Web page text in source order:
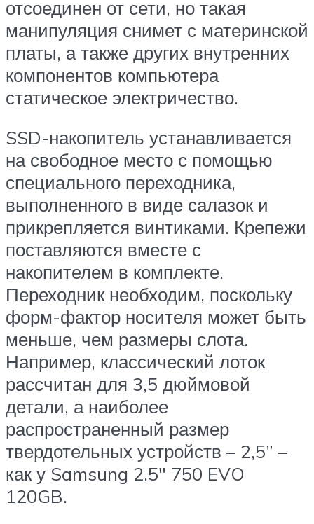
отсоединен от сети, но такая
манипуляция снимет с материнской
платы, а также других внутренних
компонентов компьютера
статическое электричество.
SSD-накопитель устанавливается
на свободное место с помощью
специального переходника,
выполненного в виде салазок и
прикрепляется винтиками. Крепежи
поставляются вместе с
накопителем в комплекте.
Переходник необходим, поскольку
форм-фактор носителя может быть
меньше, чем размеры слота.
Например, классический лоток
рассчитан для 3,5 дюймовой
детали, а наиболее
распространенный размер
твердотельных устройств – 2,5” –
как у Samsung 2.5″ 750 EVO
120GB.